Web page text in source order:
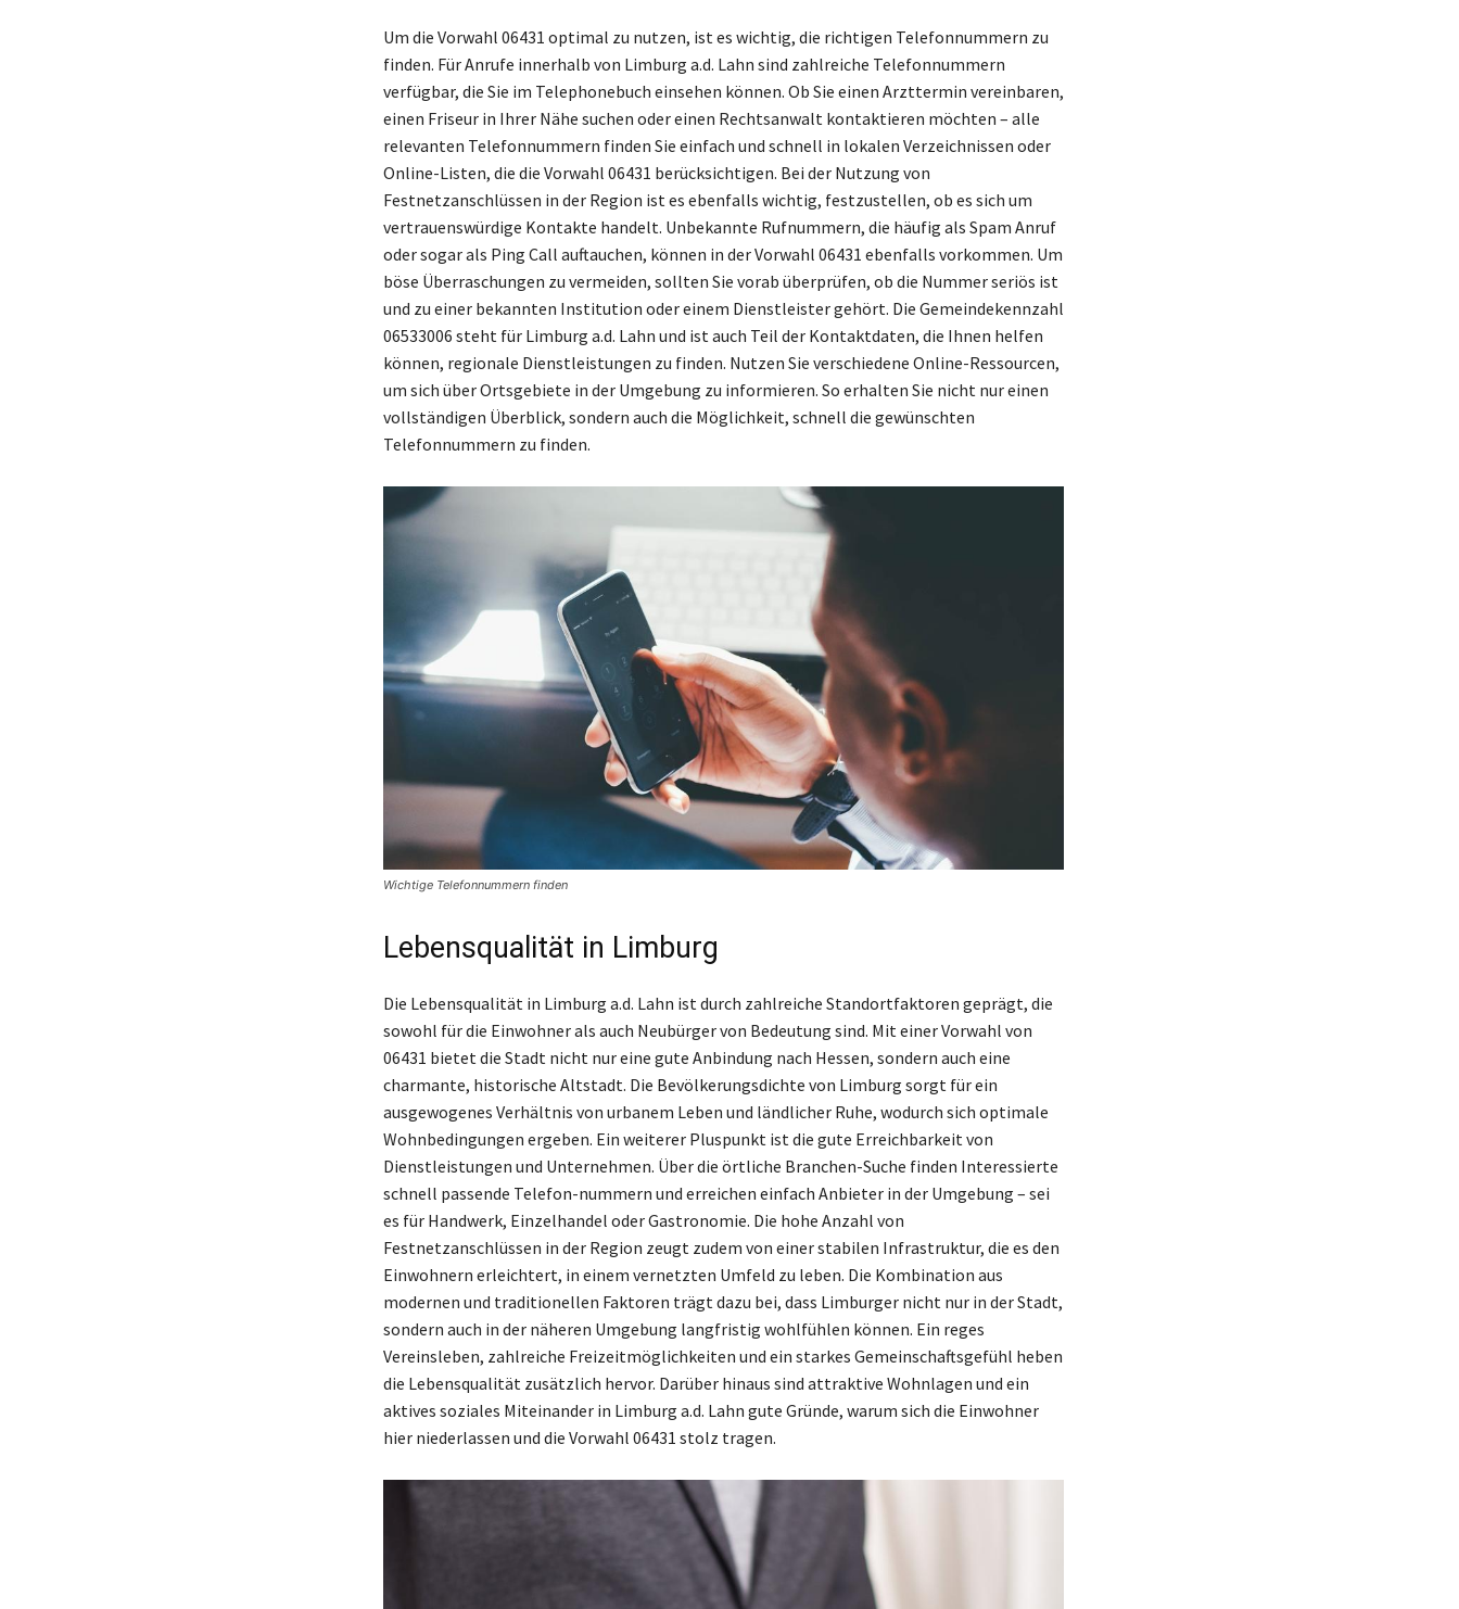
Um die Vorwahl 06431 optimal zu nutzen, ist es wichtig, die richtigen Telefonnummern zu
finden. Für Anrufe innerhalb von Limburg a.d. Lahn sind zahlreiche Telefonnummern
verfügbar, die Sie im Telephonebuch einsehen können. Ob Sie einen Arzttermin vereinbaren,
einen Friseur in Ihrer Nähe suchen oder einen Rechtsanwalt kontaktieren möchten – alle
relevanten Telefonnummern finden Sie einfach und schnell in lokalen Verzeichnissen oder
Online-Listen, die die Vorwahl 06431 berücksichtigen. Bei der Nutzung von
Festnetzanschlüssen in der Region ist es ebenfalls wichtig, festzustellen, ob es sich um
vertrauenswürdige Kontakte handelt. Unbekannte Rufnummern, die häufig als Spam Anruf
oder sogar als Ping Call auftauchen, können in der Vorwahl 06431 ebenfalls vorkommen. Um
böse Überraschungen zu vermeiden, sollten Sie vorab überprüfen, ob die Nummer seriös ist
und zu einer bekannten Institution oder einem Dienstleister gehört. Die Gemeindekennzahl
06533006 steht für Limburg a.d. Lahn und ist auch Teil der Kontaktdaten, die Ihnen helfen
können, regionale Dienstleistungen zu finden. Nutzen Sie verschiedene Online-Ressourcen,
um sich über Ortsgebiete in der Umgebung zu informieren. So erhalten Sie nicht nur einen
vollständigen Überblick, sondern auch die Möglichkeit, schnell die gewünschten
Telefonnummern zu finden.
Wichtige Telefonnummern finden
Lebensqualität in Limburg
Die Lebensqualität in Limburg a.d. Lahn ist durch zahlreiche Standortfaktoren geprägt, die
sowohl für die Einwohner als auch Neubürger von Bedeutung sind. Mit einer Vorwahl von
06431 bietet die Stadt nicht nur eine gute Anbindung nach Hessen, sondern auch eine
charmante, historische Altstadt. Die Bevölkerungsdichte von Limburg sorgt für ein
ausgewogenes Verhältnis von urbanem Leben und ländlicher Ruhe, wodurch sich optimale
Wohnbedingungen ergeben. Ein weiterer Pluspunkt ist die gute Erreichbarkeit von
Dienstleistungen und Unternehmen. Über die örtliche Branchen-Suche finden Interessierte
schnell passende Telefon-nummern und erreichen einfach Anbieter in der Umgebung – sei
es für Handwerk, Einzelhandel oder Gastronomie. Die hohe Anzahl von
Festnetzanschlüssen in der Region zeugt zudem von einer stabilen Infrastruktur, die es den
Einwohnern erleichtert, in einem vernetzten Umfeld zu leben. Die Kombination aus
modernen und traditionellen Faktoren trägt dazu bei, dass Limburger nicht nur in der Stadt,
sondern auch in der näheren Umgebung langfristig wohlfühlen können. Ein reges
Vereinsleben, zahlreiche Freizeitmöglichkeiten und ein starkes Gemeinschaftsgefühl heben
die Lebensqualität zusätzlich hervor. Darüber hinaus sind attraktive Wohnlagen und ein
aktives soziales Miteinander in Limburg a.d. Lahn gute Gründe, warum sich die Einwohner
hier niederlassen und die Vorwahl 06431 stolz tragen.